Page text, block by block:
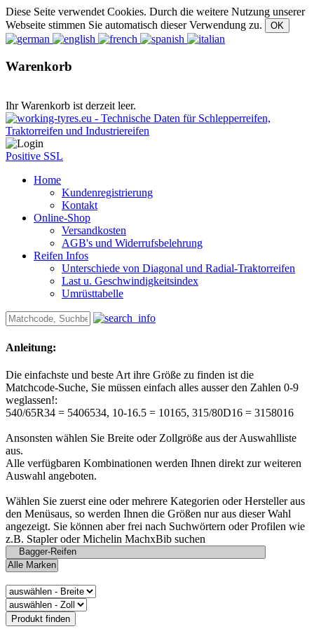
Diese Seite verwendet Cookies. Durch die weitere Nutzung unserer
Webseite stimmen Sie automatisch dieser Verwendung zu.
Warenkorb
Ihr Warenkorb ist derzeit leer.
Positive SSL
Home
Kundenregistrierung
Kontakt
Online-Shop
Versandkosten
AGB's und Widerrufsbelehrung
Reifen Infos
Unterschiede von Diagonal und Radial-Traktorreifen
Last u. Geschwindigkeitsindex
Umrüsttabelle
Anleitung:
Die einfachste und beste Art ihre Größe zu finden ist die
Matchcode-Suche, Sie müssen einfach alles ausser den Zahlen 0-9
weglassen!:
540/65R34 = 5406534, 10-16.5 = 10165, 315/80D16 = 3158016
Ansonsten wählen Sie Breite oder Zollgröße aus der Auswahlliste
aus.
Alle verfügbaren Kombinationen werden Ihnen direkt zur weiteren
Auswahl angeboten.
Wählen Sie zuerst eine oder mehrere Kategorien oder Hersteller aus
den Menüsaus, so werden Ihnen die Größen nur aus dieser Wahl
angezeigt. Sie können aber frei nach Suchwörtern oder Profilen wie
z.B. Stapler oder Michelin MachxBib suchen